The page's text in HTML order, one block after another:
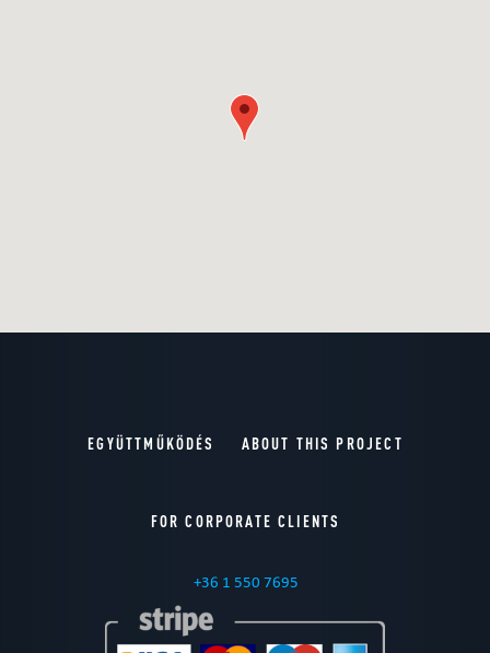
EGYÜTTMŰKÖDÉS ABOUT THIS PROJECT
FOR CORPORATE CLIENTS
+36 1 550 7695